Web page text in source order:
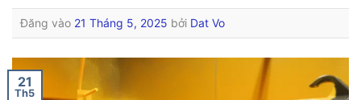
Đăng vào 21 Tháng 5, 2025 bởi Dat Vo
21
Th5